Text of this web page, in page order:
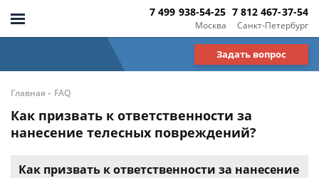
Москва
7 499 938-54-25
Санкт-Петербург
7 812 467-37-54
Задать вопрос
Главная - FAQ
Как призвать к ответственности за
нанесение телесных повреждений?
Как призвать к ответственности за нанесение